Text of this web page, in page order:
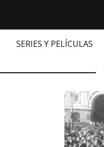
SERIES Y PELÍCULAS